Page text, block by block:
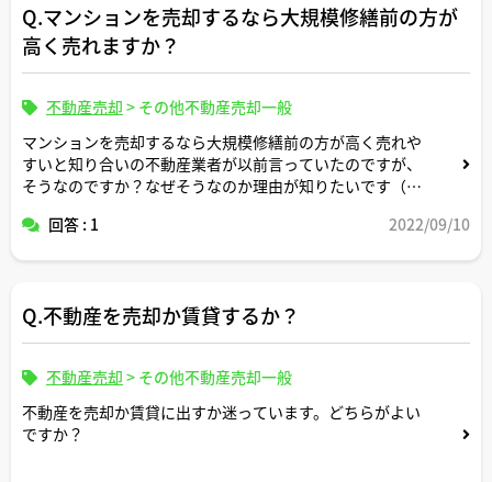
Q.マンションを売却するなら大規模修繕前の方が
高く売れますか？
不動産売却 > その他不動産売却一般
マンションを売却するなら大規模修繕前の方が高く売れや
すいと知り合いの不動産業者が以前言っていたのですが、
そうなのですか？なぜそうなのか理由が知りたいです（素
ューアップで高く売れそうな気がしてしまいます・・）。
回答 : 1 2022/09/10
Q.不動産を売却か賃貸するか？
不動産売却 > その他不動産売却一般
不動産を売却か賃貸に出すか迷っています。どちらがよい
ですか？